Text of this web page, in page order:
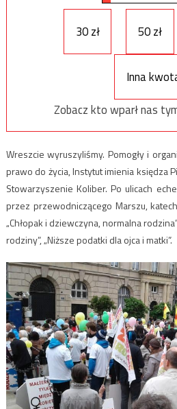
30 zł 50 zł
Inna
Zobacz kto wparł nas
Wreszcie wyruszyliśmy. Pomogły i
prawo do życia, Instytut imienia księdza
Stowarzyszenie Koliber. Po ulicach
przez przewodniczącego Marszu,
„Chłopak i dziewczyna, normalna
rodziny”, „Niższe podatki dla ojca i matki”.